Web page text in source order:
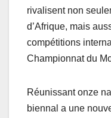
rivalisent non
d’Afrique, mais
compétitions
Championnat du
Réunissant onze
biennal a une